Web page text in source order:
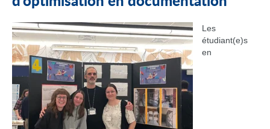
Les
étudiant(e)s
en